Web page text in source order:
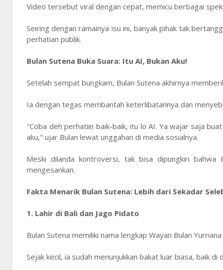
Video tersebut viral dengan cepat, memicu berbagai
Seiring dengan ramainya isu ini, banyak pihak tak
perhatian publik.
Bulan Sutena Buka Suara: Itu AI, Bukan Aku!
Setelah sempat bungkam, Bulan Sutena akhirnya
Ia dengan tegas membantah keterlibatannya dan
"Coba deh perhatiin baik-baik, itu lo AI. Ya wajar saja
aku," ujar Bulan lewat unggahan di media sosialnya.
Meski dilanda kontroversi, tak bisa dipungkiri bahwa
mengesankan.
Fakta Menarik Bulan Sutena: Lebih dari Sekadar
1. Lahir di Bali dan Jago Pidato
Bulan Sutena memiliki nama lengkap Wayan Bulan
Sejak kecil, ia sudah menunjukkan bakat luar biasa, baik di